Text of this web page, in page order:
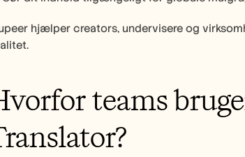
hjælper creators, undervisere og
teams